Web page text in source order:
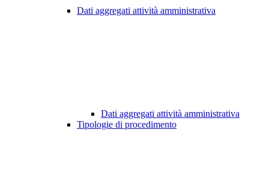
Dati aggregati attività amministrativa
Dati aggregati attività amministrativa
Tipologie di procedimento